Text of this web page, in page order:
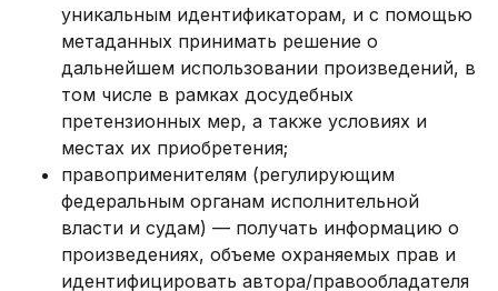
уникальным идентификаторам, и с помощью
метаданных принимать решение о
дальнейшем использовании произведений, в
том числе в рамках досудебных
претензионных мер, а также условиях и
местах их приобретения;
правоприменителям (регулирующим
федеральным органам исполнительной
власти и судам) — получать информацию о
произведениях, объеме охраняемых прав и
идентифицировать автора/правообладателя